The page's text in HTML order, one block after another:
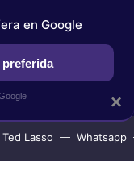
SELECCIÓN
Ted Lasso Whatsapp
×
en Google